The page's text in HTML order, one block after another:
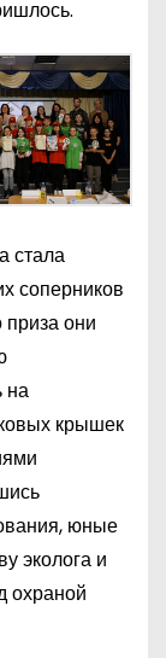
стала
соперников
они
на
крышек
юные
эколога и
охраной